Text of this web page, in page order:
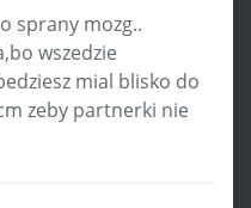
sprany mozg..
wszedzie
mial blisko do
zeby partnerki nie